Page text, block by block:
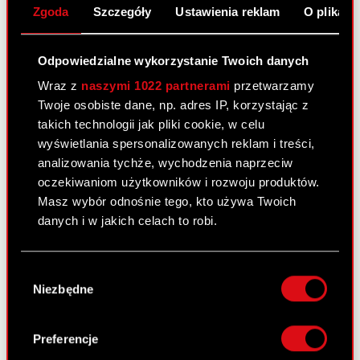
Zgoda Szczegóły Ustawienia reklam O
Odpowiedzialne wykorzystanie Twoich danych
Wraz z naszymi 1022 partnerami przetwarzamy
Twoje osobiste dane, np. adres IP, korzystając z
takich technologii jak pliki cookie, w celu
wyświetlania spersonalizowanych reklam i treści,
analizowania tychże, wychodzenia naprzeciw
oczekiwaniom użytkowników i rozwoju produktów.
Masz wybór odnośnie tego, kto używa Twoich
danych i w jakich celach to robi.
lokalizacji geograficznej z dokładnością nawet
Identyfikować Twoje urządzenie, aktywnie
analizując charakteryzującego je zbiory
zgody
Niezbędne
Preferencje
informuje o podjęciu decyzji w… Czytaj dalej
Raport bieżący nr 7/2023
28 lutego 2023
Temat: Rejestracja połączenia Spółki z jej spółką
zależną – CD PROJEKT RED STORE sp. z o.o.
Podstawa prawna: Art. 17 ust. 1 MAR – informacje
poufne Zarząd CD PROJEKT S.A. z siedzibą w
PDF ESPI - RB 7/2023